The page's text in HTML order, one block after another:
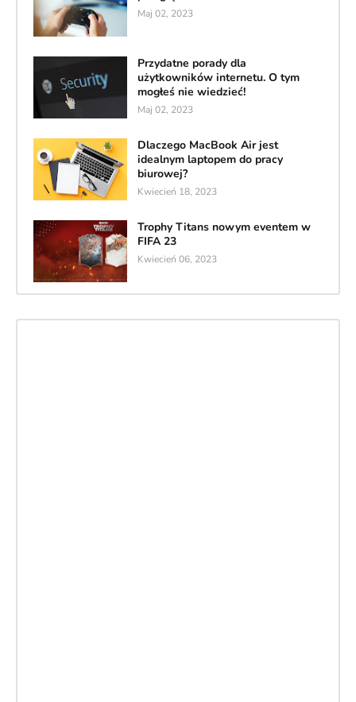
Maj 02, 2023
Przydatne porady dla
użytkowników internetu. O tym
mogłeś nie wiedzieć!
Maj 02, 2023
Dlaczego MacBook Air jest
idealnym laptopem do pracy
biurowej?
Kwiecień 18, 2023
Trophy Titans nowym eventem w
FIFA 23
Kwiecień 06, 2023